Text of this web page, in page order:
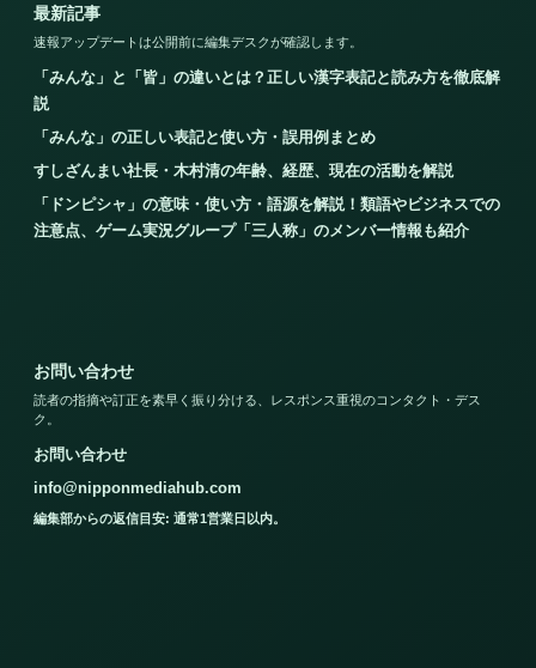
最新記事
速報アップデートは公開前に編集デスクが確認します。
「みんな」と「皆」の違いとは？正しい漢字表記と読み方を徹底解
説
「みんな」の正しい表記と使い方・誤用例まとめ
すしざんまい社長・木村清の年齢、経歴、現在の活動を解説
「ドンピシャ」の意味・使い方・語源を解説！類語やビジネスでの
注意点、ゲーム実況グループ「三人称」のメンバー情報も紹介
お問い合わせ
読者の指摘や訂正を素早く振り分ける、レスポンス重視のコンタクト・デス
ク。
お問い合わせ
info@nipponmediahub.com
編集部からの返信目安: 通常1営業日以内。